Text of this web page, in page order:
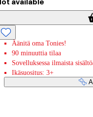
available
Äänitä oma Tonies!
90 minuuttia tilaa
Sovelluksessa ilmaista
Ikäsuositus: 3+